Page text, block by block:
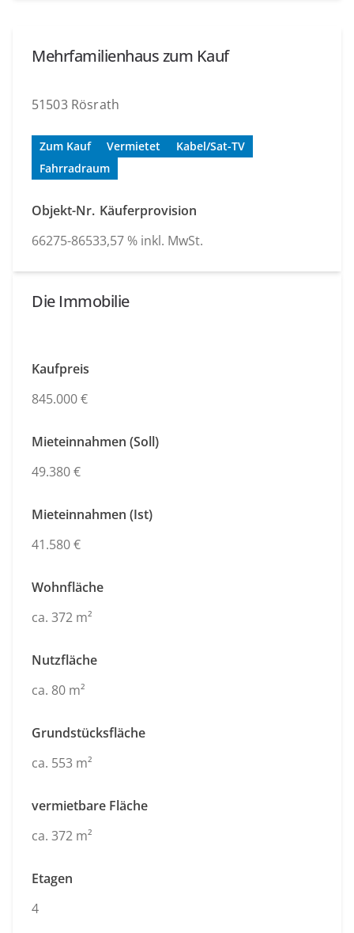
Mehrfamilienhaus zum Kauf
51503 Rösrath
Zum Kauf Vermietet
Kabel/Sat-TV
Fahrradraum
Objekt-Nr.
66275-8653
Käuferprovision
3,57 % inkl. MwSt.
Die Immobilie
Kaufpreis
845.000 €
Mieteinnahmen (Soll)
49.380 €
Mieteinnahmen (Ist)
41.580 €
Wohnfläche
ca. 372 m²
Nutzfläche
ca. 80 m²
Grundstücksfläche
ca. 553 m²
vermietbare Fläche
ca. 372 m²
Etagen
4